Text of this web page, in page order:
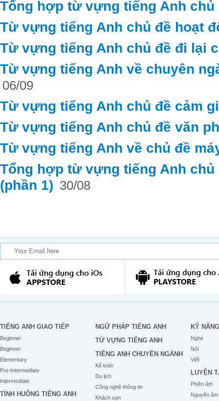
Tổng hợp từ vựng tiếng Anh chủ
Từ vựng tiếng Anh chủ đề hoạt
Từ vựng tiếng Anh chủ đề đi lại
Từ vựng tiếng Anh về chuyên
06/09
Từ vựng tiếng Anh chủ đề cảm
Từ vựng tiếng Anh chủ đề văn
Từ vựng tiếng Anh về chủ đề
Tổng hợp từ vựng tiếng Anh
(phần 1) 30/08
TIẾNG ANH GIAO TIẾP
Beginner
Beginner
Elementary
Pre-Intermediate
Intermediate
TÌNH HUỐNG TIẾNG ANH
NGỮ PHÁP TIẾNG ANH
TỪ VỰNG TIẾNG ANH
TIẾNG ANH CHUYÊN NGÀNH
Kế toán
Du lịch
Công nghệ thông tin
Khách sạn
KỸ NĂNG
Nghe
Nói
Viết
LUYỆN
Phiên âm
Nguyên âm